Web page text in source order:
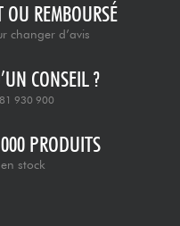
OU REMBOURSÉ
changer d’avis
CONSEIL ?
930 900
PRODUITS
stock